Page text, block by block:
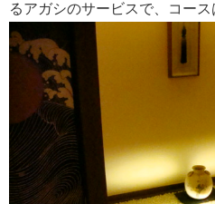
るアガシのサービスで、コース